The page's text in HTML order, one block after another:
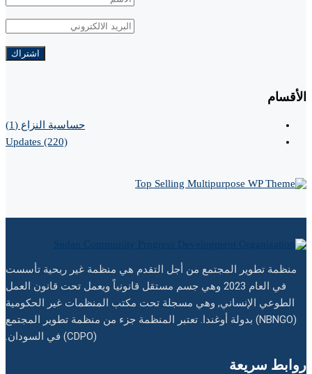
الأقسام
حساسية النزاع (1)
Updates (220)
منظمة تطوير المجتمع من أجل التقدم هي منظمة غير ربحية تأسست
في العام 2023 وهي جسم مستقل قانونياً ويعمل تحت قانون العمل
الطوعي الإنساني, وهي مسجلة تحت مكتب المنظمات غير الحكومية
(NBNGO) بدولة أوغندا. تعتبر المنظمة جزء من منظمة تطوير المجتمع
(CDPO) في السودان.
روابط سريعة